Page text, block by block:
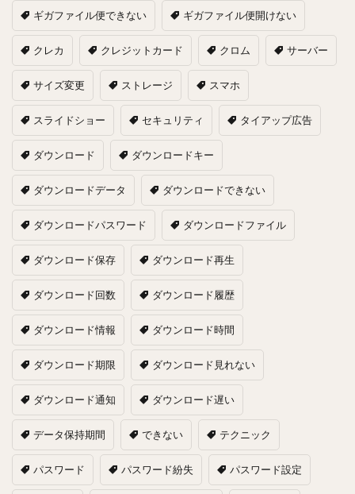
ギガファイル便できない ギガファイル便開けない
クレカ クレジットカード クロム サーバー
サイズ変更 ストレージ スマホ
スライドショー セキュリティ タイアップ広告
ダウンロード ダウンロードキー
ダウンロードデータ ダウンロードできない
ダウンロードパスワード ダウンロードファイル
ダウンロード保存 ダウンロード再生
ダウンロード回数 ダウンロード履歴
ダウンロード情報 ダウンロード時間
ダウンロード期限 ダウンロード見れない
ダウンロード通知 ダウンロード遅い
データ保持期間 できない テクニック
パスワード パスワード紛失 パスワード設定